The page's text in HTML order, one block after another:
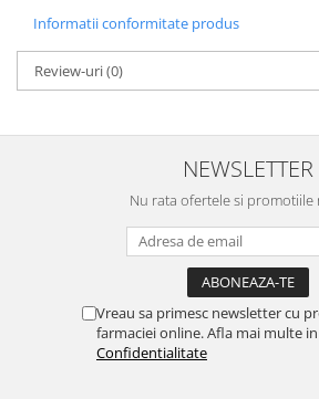
Informatii conformitate produs
Review-uri(0)
NEWSLETTER
Nu rata ofertele si promotiile
Vreau sa primesc newsletter cu
farmaciei online. Afla mai multe in
Confidentialitate